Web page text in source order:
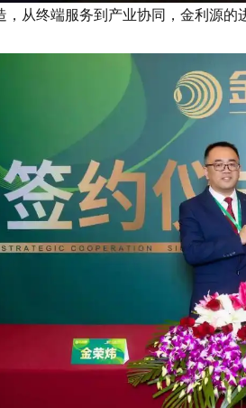
，从终端服务到产业协同，金利源的